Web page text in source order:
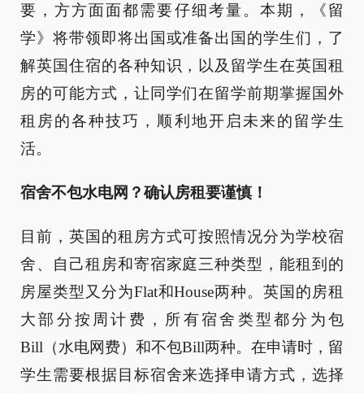
要，方方面面都需要仔细考量。本期，《留
学》将带领即将出国或准备出国的学生们，了
解英国住宿的各种知识，以及留学生在英国租
房的可能方式，让同学们在留学前期掌握国外
租房的各种技巧，顺利地开启未来的留学生
活。
宿舍不包水电网？确认房租要谨慎！
目前，英国的租房方式可按照情况分为学校宿
舍、自己租房和寄宿家庭三种类型，能租到的
房屋类型又分为Flat和House两种。英国的房租
大部分按周计费，所有宿舍类型都分为包
Bill（水电网费）和不包Bill两种。在申请时，留
学生需要根据目标宿舍来选择申请方式，选择